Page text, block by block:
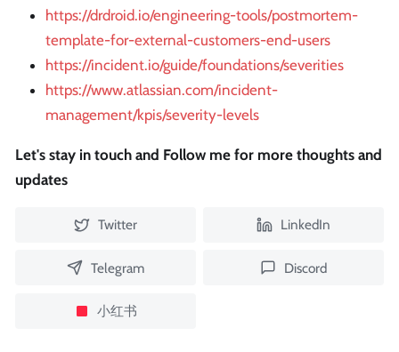
https://drdroid.io/engineering-tools/postmortem-
template-for-external-customers-end-users
https://incident.io/guide/foundations/severities
https://www.atlassian.com/incident-
management/kpis/severity-levels
Let's stay in touch and Follow me for more thoughts and
updates
Twitter LinkedIn
Telegram Discord
小红书